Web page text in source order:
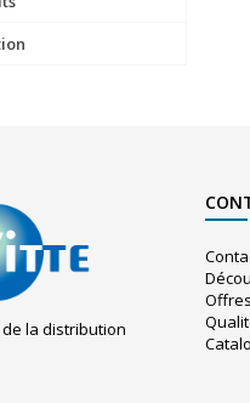
la distribution